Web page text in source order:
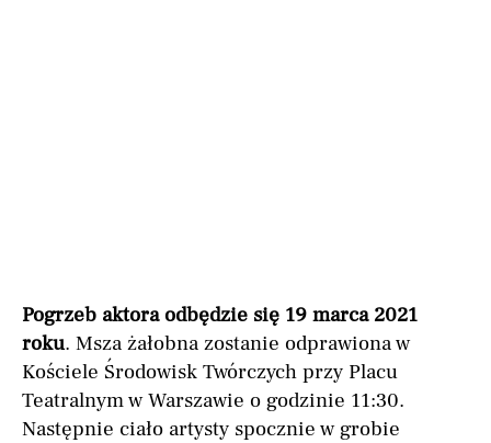
Pogrzeb aktora odbędzie się 19 marca 2021
roku. Msza żałobna zostanie odprawiona w
Kościele Środowisk Twórczych przy Placu
Teatralnym w Warszawie o godzinie 11:30.
Następnie ciało artysty spocznie w grobie